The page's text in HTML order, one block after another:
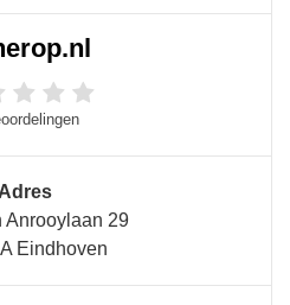
Adres
Anrooylaan 29
Eindhoven